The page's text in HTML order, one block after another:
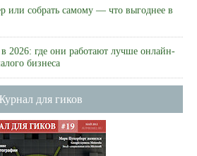
или собрать самому — что выгоднее в
2026: где они работают лучше онлайн-
бизнеса
для гиков